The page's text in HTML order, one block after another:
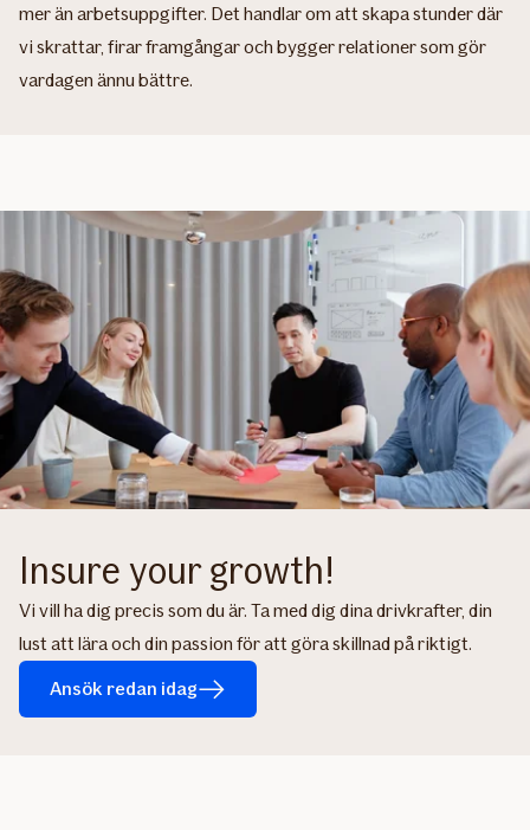
mer än arbetsuppgifter. Det handlar om att skapa stunder där
vi skrattar, firar framgångar och bygger relationer som gör
vardagen ännu bättre.​
Insure your growth!
Vi vill ha dig precis som du är. Ta med dig dina drivkrafter, din
lust att lära och din passion för att göra skillnad på riktigt.
Ansök redan idag